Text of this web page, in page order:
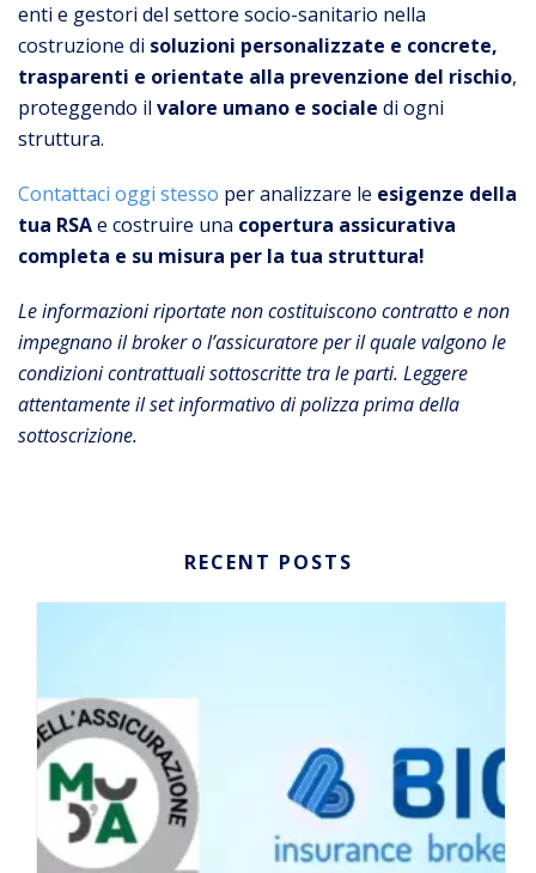
enti e gestori del settore socio-sanitario nella
costruzione di soluzioni personalizzate e concrete,
trasparenti e orientate alla prevenzione del rischio,
proteggendo il valore umano e sociale di ogni
struttura.
Contattaci oggi stesso per analizzare le esigenze della
tua RSAe costruire una copertura assicurativa
completa e su misura per la tua struttura!
Le informazioni riportate non costituiscono contratto e non
impegnano il broker o l’assicuratore per il quale valgono le
condizioni contrattuali sottoscritte tra le parti. Leggere
attentamente il set informativo di polizza prima della
sottoscrizione.
RECENT POSTS